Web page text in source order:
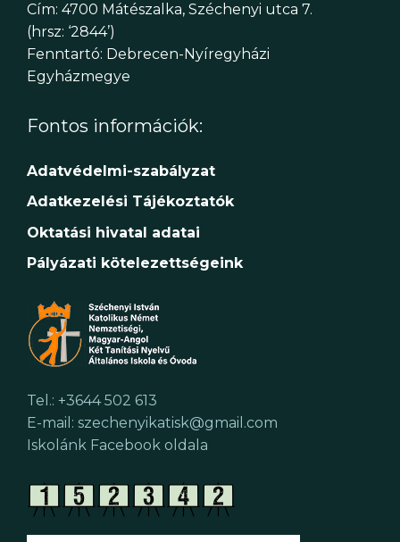
Cím: 4700 Mátészalka, Széchenyi utca 7.
(hrsz: ‘2844’)
Fenntartó: Debrecen-Nyíregyházi
Egyházmegye
Fontos információk:
Adatvédelmi-szabályzat
Adatkezelési Tájékoztatók
Oktatási hivatal adatai
Pályázati kötelezettségeink
Tel.: +3644 502 613
E-mail: szechenyikatisk@gmail.com
Iskolánk Facebook oldala